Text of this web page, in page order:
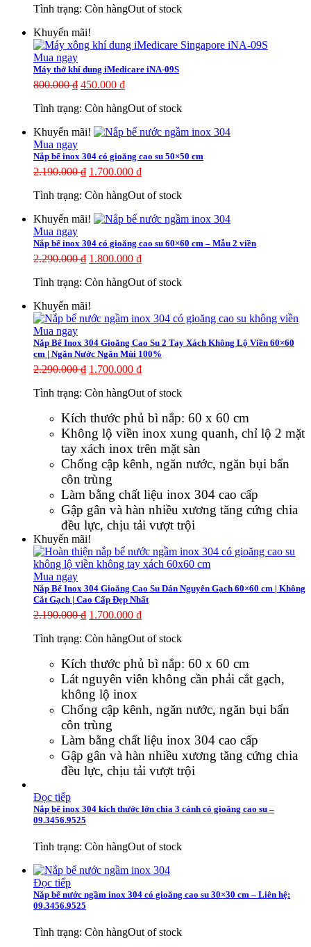
Tình trạng: Còn hàngOut of stock
Khuyến mãi!
Mua ngay
Máy thở khí dung iMedicare iNA-09S
800.000₫ 450.000 ₫
Tình trạng: Còn hàngOut of stock
Khuyến mãi!
Mua ngay
Nắp bể inox 304 có gioăng cao su 50×50 cm
2.190.000₫ 1.700.000 ₫
Tình trạng: Còn hàngOut of stock
Khuyến mãi!
Mua ngay
Nắp bể inox 304 có gioăng cao su 60×60 cm – Mẫu 2 viền
2.290.000₫ 1.800.000 ₫
Tình trạng: Còn hàngOut of stock
Khuyến mãi!
Mua ngay
Nắp Bể Inox 304 Gioăng Cao Su 2 Tay Xách Không Lộ Viền 60×60
cm | Ngăn Nước Ngăn Mùi 100%
2.290.000₫ 1.700.000 ₫
Tình trạng: Còn hàngOut of stock
Kích thước phủ bì nắp: 60 x 60 cm
Không lộ viền inox xung quanh, chỉ lộ 2 mặt
tay xách inox trên mặt sàn
Chống cập kênh, ngăn nước, ngăn bụi bẩn
côn trùng
Làm bằng chất liệu inox 304 cao cấp
Gập gân và hàn nhiều xương tăng cứng chia
đều lực, chịu tải vượt trội
Khuyến mãi!
Mua ngay
Nắp Bể Inox 304 Gioăng Cao Su Dán Nguyên Gạch 60×60 cm | Không
Cắt Gạch | Cao Cấp Đẹp Nhất
2.190.000₫ 1.700.000 ₫
Tình trạng: Còn hàngOut of stock
Kích thước phủ bì nắp: 60 x 60 cm
Lát nguyên viên không cần phải cắt gạch,
không lộ inox
Chống cập kênh, ngăn nước, ngăn bụi bẩn
côn trùng
Làm bằng chất liệu inox 304 cao cấp
Gập gân và hàn nhiều xương tăng cứng chia
đều lực, chịu tải vượt trội
Đọc tiếp
Nắp bể inox 304 kích thước lớn chia 3 cánh có gioăng cao su –
09.3456.9525
Tình trạng: Còn hàngOut of stock
Đọc tiếp
Nắp bể nước ngầm inox 304 có gioăng cao su 30×30 cm – Liên hệ:
09.3456.9525
Tình trạng: Còn hàngOut of stock